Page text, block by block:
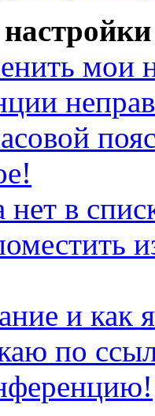
мои
в
и как
по